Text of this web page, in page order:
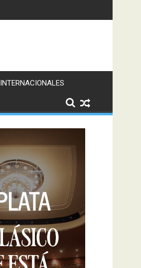
INTERNACIONALES